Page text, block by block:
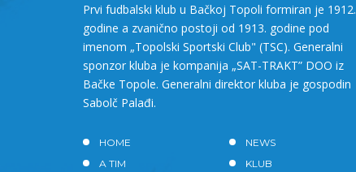
Prvi fudbalski klub u Bačkoj Topoli formiran je 1912.
godine a zvanično postoji od 1913. godine pod
imenom „Topolski Sportski Club" (TSC). Generalni
sponzor kluba je kompanija „SAT-TRAKT” DOO iz
Bačke Topole. Generalni direktor kluba je gospodin
Sabolč Palađi.
HOME
NEWS
A TIM
KLUB